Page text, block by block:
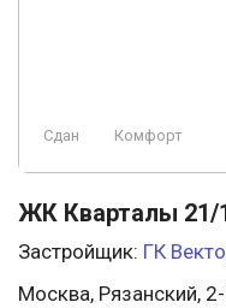
Сдан Комфорт
ЖК Кварталы 21/
Застройщик: ГК
Москва, Рязанский,